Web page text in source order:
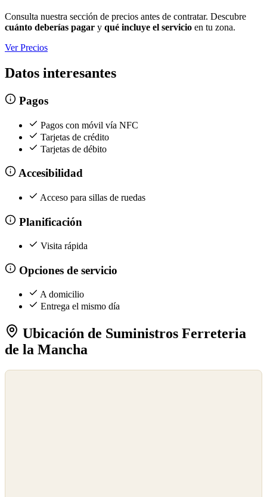
Consulta nuestra sección de precios antes de contratar. Descubre
cuánto deberías pagar y qué incluye el servicio en tu zona.
Ver Precios
Datos interesantes
Pagos
Pagos con móvil vía NFC
Tarjetas de crédito
Tarjetas de débito
Accesibilidad
Acceso para sillas de ruedas
Planificación
Visita rápida
Opciones de servicio
A domicilio
Entrega el mismo día
Ubicación de Suministros Ferreteria
de la Mancha